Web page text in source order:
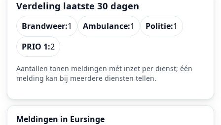
Verdeling laatste 30 dagen
Brandweer:1 Ambulance:1 Politie:1
PRIO 1:2
Aantallen tonen meldingen mét inzet per dienst; één
melding kan bij meerdere diensten tellen.
Meldingen in Eursinge